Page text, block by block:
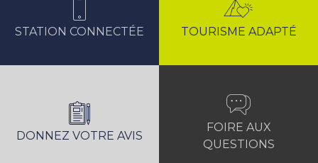
STATION CONNECTÉE TOURISME ADAPTÉ
DONNEZ VOTRE AVIS
FOIRE AUX
QUESTIONS